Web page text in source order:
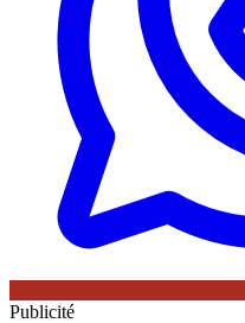
Publicité